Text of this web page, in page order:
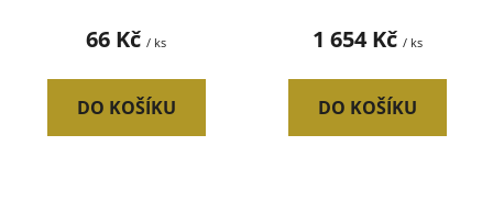
66 Kč / ks
DO KOŠÍKU
1 654 Kč / ks
DO KOŠÍKU